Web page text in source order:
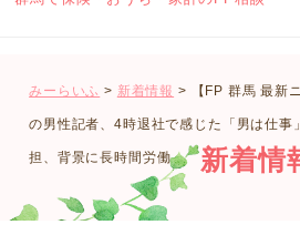
みーらいふ > 新着情報 > 【FP 群馬 最新
の男性記者、4時退社で感じた「男は仕
担、背景に長時間労働 新着情